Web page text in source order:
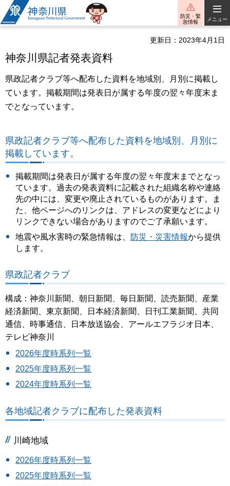
神奈川県
防災・緊
急情報
メニュー
更新日：2023年4月1日
神奈川県記者発表資料
県政記者クラブ等へ配布した資料を地域別、月別に掲載し
ています。掲載期間は発表日が属する年度の翌々年度末ま
でとなっています。
県政記者クラブ等へ配布した資料を地域別、月別に
掲載しています。
掲載期間は発表日が属する年度の翌々年度末までとなっ
ています。過去の発表資料に記載された組織名称や連絡
先の中には、変更や廃止されているものがあります。ま
た、他ページへのリンクは、アドレスの変更などにより
リンクできない場合がありますのでご了承願います。
地震や風水害時の緊急情報は、
防災・災害情報から提供
します。
県政記者クラブ
構成：神奈川新聞、朝日新聞、毎日新聞、読売新聞、産業
経済新聞、東京新聞、日本経済新聞、日刊工業新聞、共同
通信、時事通信、日本放送協会、アールエフラジオ日本、
テレビ神奈川
2026年度時系列一覧
2025年度時系列一覧
2024年度時系列一覧
各地域記者クラブに配布した発表資料
川崎地域
2026年度時系列一覧
2025年度時系列一覧